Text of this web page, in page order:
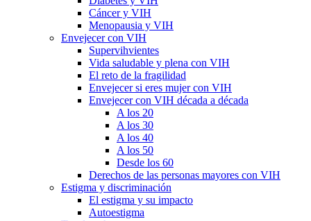
Cáncer y VIH
Menopausia y VIH
Envejecer con VIH
Supervihvientes
Vida saludable y plena con VIH
El reto de la fragilidad
Envejecer si eres mujer con VIH
Envejecer con VIH década a década
A los 20
A los 30
A los 40
A los 50
Desde los 60
Derechos de las personas mayores con VIH
Estigma y discriminación
El estigma y su impacto
Autoestigma